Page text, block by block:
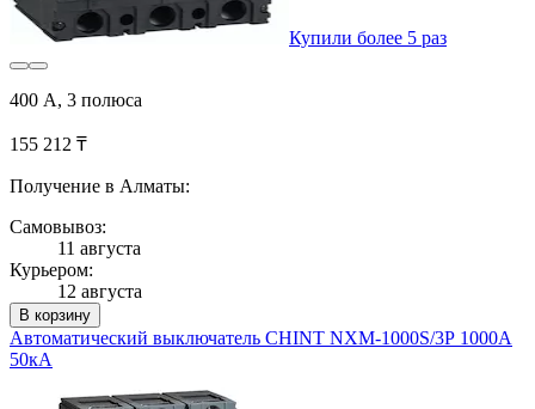
Купили более 5 раз
400 А, 3 полюса
155 212 ₸
Получение в Алматы:
Самовывоз:
11 августа
Курьером:
12 августа
В корзину
Автоматический выключатель CHINT NXM-1000S/3Р 1000A
50кА